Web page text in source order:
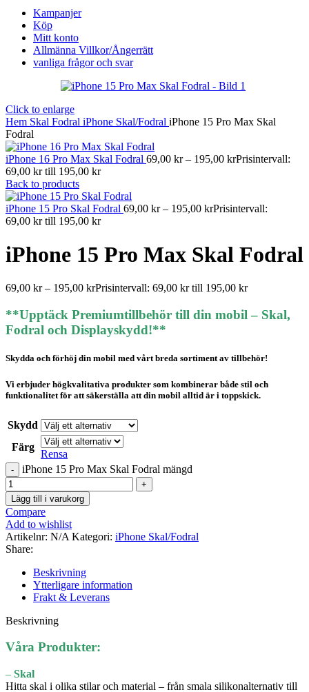
Kampanjer
Köp
Mitt konto
Allmänna Villkor/Ångerrätt
vanliga frågor och svar
Click to enlarge
Hem Skal Fodral iPhone Skal/Fodral iPhone 15 Pro Max Skal
Fodral
iPhone 16 Pro Max Skal Fodral 69,00 kr – 195,00 krPrisintervall:
69,00 kr till 195,00 kr
Back to products
iPhone 15 Pro Skal Fodral 69,00 kr – 195,00 krPrisintervall:
69,00 kr till 195,00 kr
iPhone 15 Pro Max Skal Fodral
69,00 kr – 195,00 krPrisintervall: 69,00 kr till 195,00 kr
**Upptäck Premiumtillbehör till din mobil – Skal,
Fodral och Displayskydd!**
Skydda och förhöj din mobil med vårt breda sortiment av tillbehör!
Vi erbjuder högkvalitativa produkter som kombinerar både stil och
funktionalitet för att säkerställa att din mobil alltid är i toppskick.
Skydd
Färg
Rensa
iPhone 15 Pro Max Skal Fodral mängd
Lägg till i varukorg
Compare
Add to wishlist
Artikelnr: N/A Kategori: iPhone Skal/Fodral
Share:
Beskrivning
Ytterligare information
Frakt & Leverans
Beskrivning
Våra Produkter:
– Skal
Hitta skal i olika stilar och material – från smala silikonalternativ till